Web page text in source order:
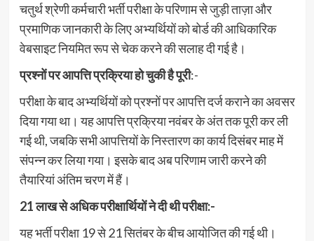
चतुर्थ श्रेणी कर्मचारी भर्ती परीक्षा के परिणाम से जुड़ी ताज़ा और
प्रमाणिक जानकारी के लिए अभ्यर्थियों को बोर्ड की आधिकारिक
वेबसाइट नियमित रूप से चेक करने की सलाह दी गई है।
प्रश्नों पर आपत्ति प्रक्रिया हो चुकी है पूरी:-
परीक्षा के बाद अभ्यर्थियों को प्रश्नों पर आपत्ति दर्ज कराने का अवसर
दिया गया था। यह आपत्ति प्रक्रिया नवंबर के अंत तक पूरी कर ली
गई थी, जबकि सभी आपत्तियों के निस्तारण का कार्य दिसंबर माह में
संपन्न कर लिया गया। इसके बाद अब परिणाम जारी करने की
तैयारियां अंतिम चरण में हैं।
21 लाख से अधिक परीक्षार्थियों ने दी थी परीक्षा:-
यह भर्ती परीक्षा 19 से 21 सितंबर के बीच आयोजित की गई थी।